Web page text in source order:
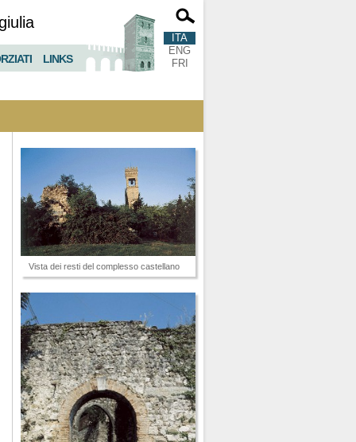
LINKS
ITA
ENG
FRI
Vista dei resti del complesso castellano